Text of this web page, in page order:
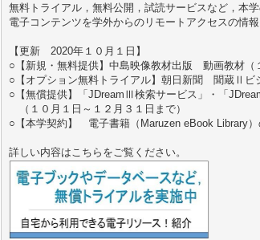
無料トライアル，無料公開，試読サービスなど，本
電子コンテンツを学外からのリモートアクセスの情
【更新　2020年１０月１日】
○【新規・無料提供】中島映像教材出版　動画教材（
○【オプション無料トライアル】朝日新聞　聞蔵Ⅱビ
○【無償提供】「JDreamⅢ検索サービス」・「
（１０月１日～１２月３１日まで）
○【本学契約】　電子書籍（Maruzen eBook Library
詳しい内容はこちらをご覧ください。